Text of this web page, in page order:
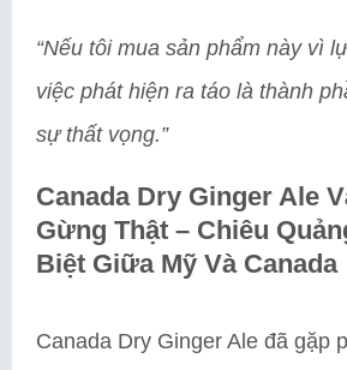
“Nếu tôi mua sản phẩm này vì
việc phát hiện ra táo là thành
sự thất vọng.”
Canada Dry Ginger Ale
Gừng Thật – Chiêu
Biệt Giữa Mỹ Và Canada
Canada Dry Ginger Ale đã gặp